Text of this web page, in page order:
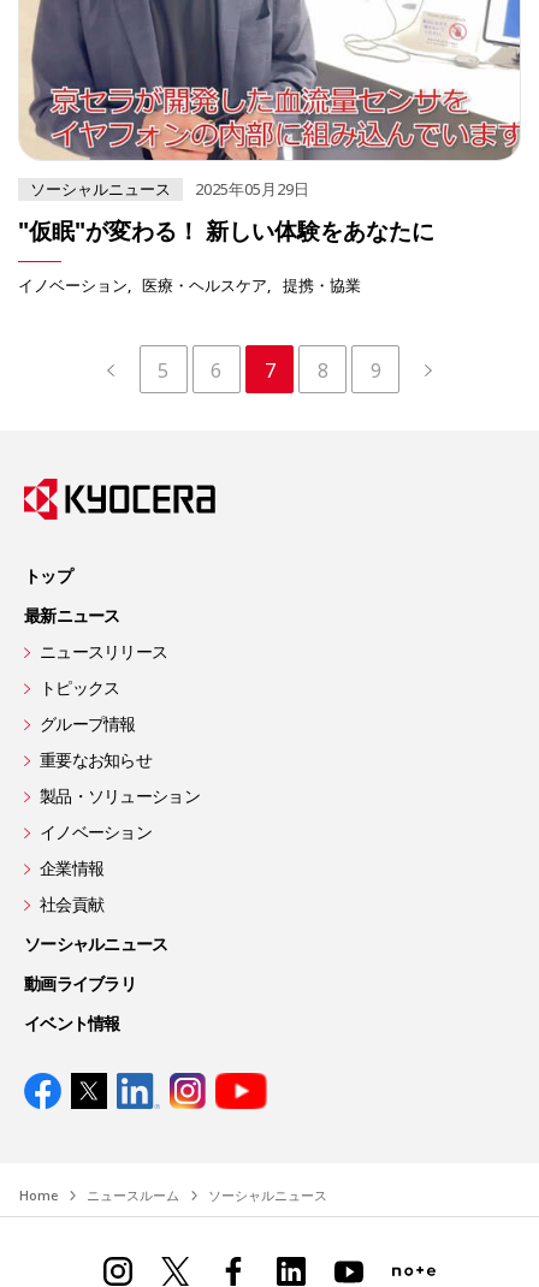
ソーシャルニュース 2025年05月29日
"仮眠"が変わる！ 新しい体験をあなたに
イノベーション 医療・ヘルスケア 提携・協業
5 6 7 8 9
トップ
最新ニュース
ニュースリリース
トピックス
グループ情報
重要なお知らせ
製品・ソリューション
イノベーション
企業情報
社会貢献
ソーシャルニュース
動画ライブラリ
イベント情報
Home ニュースルーム ソーシャルニュース